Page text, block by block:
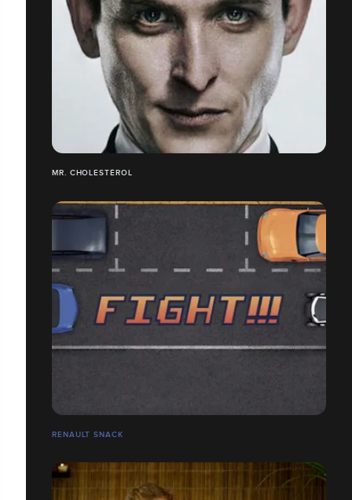
MR. CHOLESTÉROL
RENAULT SNACK